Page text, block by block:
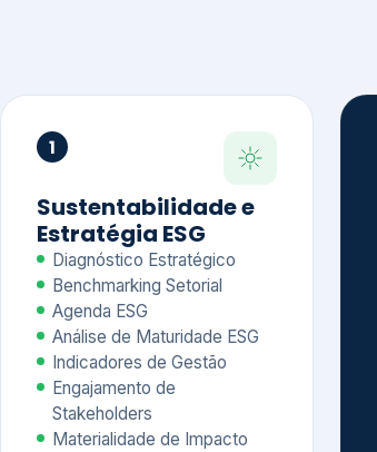
1
Sustentabilidade e
Estratégia ESG
Diagnóstico Estratégico
Benchmarking Setorial
Agenda ESG
Análise de Maturidade ESG
Indicadores de Gestão
Engajamento de
Stakeholders
Materialidade de Impacto